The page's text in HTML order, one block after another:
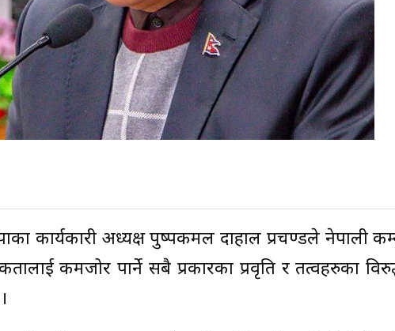
कार्यकारी अध्यक्ष पुष्पकमल दाहाल प्रचण्डले नेपाली
कमजोर पार्ने सबै प्रकारका प्रवृति र तत्वहरुका